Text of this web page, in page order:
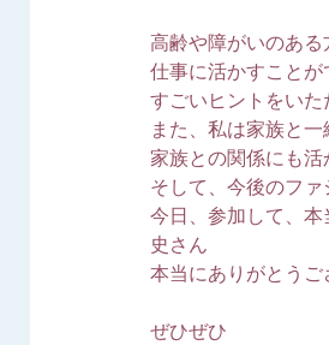
高齢や障がいのあ
仕事に活かすことが
すごいヒントをいた
また、私は家族と
家族との関係にも活
そして、今後のフ
今日、参加して、本
史さん
本当にありがとうご
ぜひぜひ